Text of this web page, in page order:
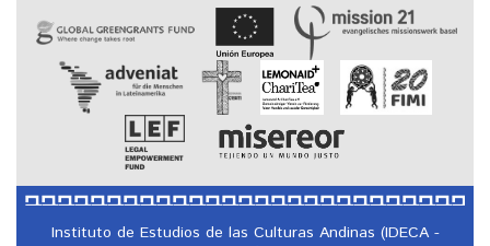
Instituto de Estudios de las Culturas Andinas (IDECA -